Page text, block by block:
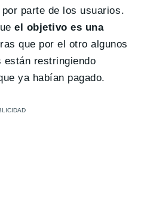
parte de los usuarios.
el objetivo es una
que por el otro algunos
están restringiendo
ya habían pagado.